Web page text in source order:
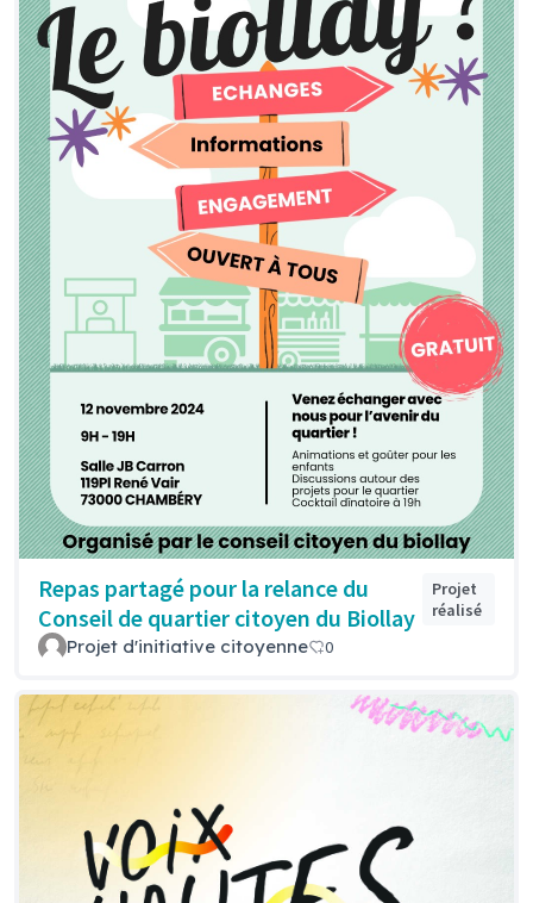
Repas partagé pour la relance du
Conseil de quartier citoyen du Biollay
Projet
réalisé
Projet d'initiative citoyenne 0